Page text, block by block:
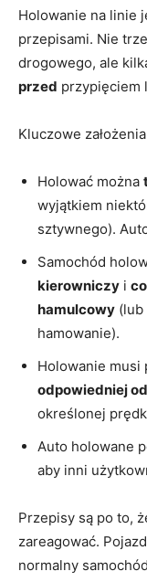
Holowanie na linie
przepisami. Nie
drogowego, ale
przed przypięciem
Kluczowe
Holować można
wyjątkiem
sztywnego).
Samochód
kierowniczy i
hamulcowy (lub
hamowanie).
Holowanie musi
odpowiedniej
określonej
Auto holowane
aby inni
Przepisy są po to,
zareagować.
normalny